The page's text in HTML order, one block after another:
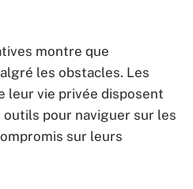
montre que
les obstacles. Les
leur vie privée disposent
pour naviguer sur les
sur leurs